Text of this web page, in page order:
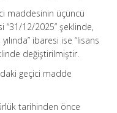
maddesinin üçüncü
“31/12/2025” şeklinde,
ibaresi ise “lisans
değiştirilmiştir.
geçici madde
tarihinden önce